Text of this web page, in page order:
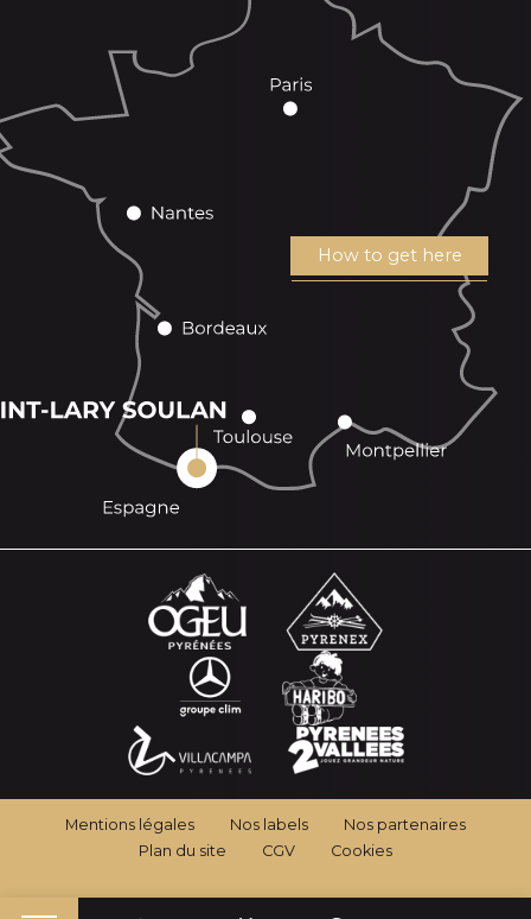
How to get here
Mentions légales Nos labels
Nos partenaires
Plan du site
CGV Cookies